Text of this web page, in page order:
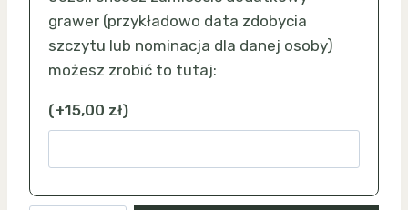
grawer (przykładowo data zdobycia
szczytu lub nominacja dla danej osoby)
możesz zrobić to tutaj:
(+15,00 zł)